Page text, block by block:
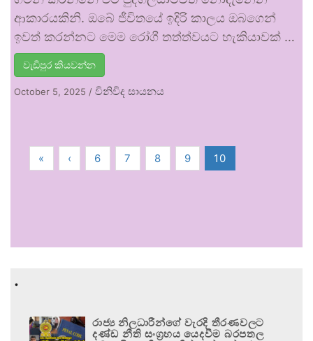
ආකාරයකිනි. ඔබේ ජීවිතයේ ඉදිරි කාලය ඔබගෙන්
ඉවත් කරන්නට මෙම රෝගී තත්ත්වයට හැකියාවක් …
වැඩිපුර කියවන්න
October 5, 2025 / විනිවිද සායනය
« ‹ 6 7 8 9 10
.
රාජ්‍ය නිලධාරීන්ගේ වැරදි තීරණවලට
දණ්ඩ නීති සංග්‍රහය යෙදවීම බරපතල